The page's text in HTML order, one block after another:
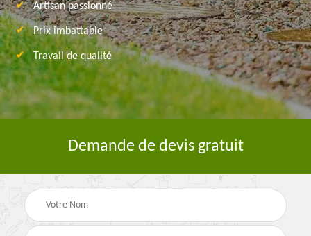
Artisan passionné
Prix imbattable
Travail de qualité
Demande de devis gratuit